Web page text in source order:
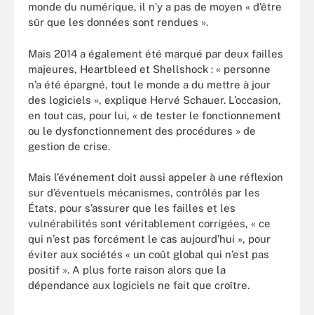
monde du numérique, il n’y a pas de moyen « d’être
sûr que les données sont rendues ».
Mais 2014 a également été marqué par deux failles
majeures, Heartbleed et Shellshock : « personne
n’a été épargné, tout le monde a du mettre à jour
des logiciels », explique Hervé Schauer. L’occasion,
en tout cas, pour lui, « de tester le fonctionnement
ou le dysfonctionnement des procédures » de
gestion de crise.
Mais l’événement doit aussi appeler à une réflexion
sur d’éventuels mécanismes, contrôlés par les
États, pour s’assurer que les failles et les
vulnérabilités sont véritablement corrigées, « ce
qui n’est pas forcément le cas aujourd’hui », pour
éviter aux sociétés « un coût global qui n’est pas
positif ». A plus forte raison alors que la
dépendance aux logiciels ne fait que croître.